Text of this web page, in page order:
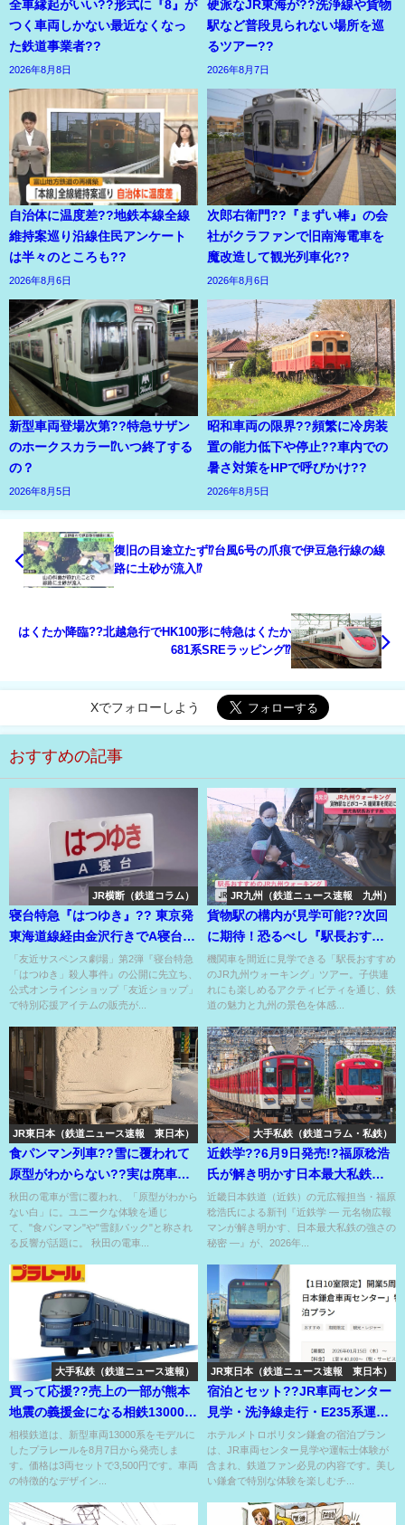
全車縁起がいい??形式に『8』が
つく車両しかない最近なくなっ
た鉄道事業者??
2026年8月8日
硬派なJR東海が??洗浄線や貨物
駅など普段見られない場所を巡
るツアー??
2026年8月7日
自治体に温度差??地鉄本線全線
維持案巡り沿線住民アンケート
は半々のところも??
2026年8月6日
次郎右衛門??『まずい棒』の会
社がクラファンで旧南海電車を
魔改造して観光列車化??
2026年8月6日
新型車両登場次第??特急サザン
のホークスカラー⁉いつ終了する
の？
2026年8月5日
昭和車両の限界??頻繁に冷房装
置の能力低下や停止??車内での
暑さ対策をHPで呼びかけ??
2026年8月5日
復旧の目途立たず⁉台風6号の爪痕で伊豆急行線の線
路に土砂が流入⁉
はくたか降臨??北越急行でHK100形に特急はくたか
681系SREラッピング⁉
Xでフォローしよう
おすすめの記事
JR横断（鉄道コラム）
寝台特急『はつゆき』?? 東京発
東海道線経由金沢行きでA寝台や
食堂車も連結??
「友近サスペンス劇場」第2弾『寝台特急
「はつゆき」殺人事件』の公開に先立ち、
公式オンラインショップ「友近ショップ」
で特別応援アイテムの販売が...
JR九州（鉄道ニュース速報 九州）
貨物駅の構内が見学可能??次回
に期待！恐るべし『駅長おすす
めのJR九州ウォーキング』⁉
機関車を間近に見学できる「駅長おすすめ
のJR九州ウォーキング」ツアー。子供連
れにも楽しめるアクティビティを通じ、鉄
道の魅力と九州の景色を体感...
JR東日本（鉄道ニュース速報 東日本）
食パンマン列車??雪に覆われて
原型がわからない??実は廃車・
解体のため運ばれてきたアイツ⁉
秋田の電車が雪に覆われ、「原型がわから
ない白」に。ユニークな体験を通じ
て、"食パンマン"や"雪顔パック"と称され
る反響が話題に。 秋田の電車...
大手私鉄（鉄道コラム・私鉄）
近鉄学??6月9日発売!?福原稔浩
氏が解き明かす日本最大私鉄の
強さのナゾに迫る⁉
近畿日本鉄道（近鉄）の元広報担当・福原
稔浩氏による新刊『近鉄学 ― 元名物広報
マンが解き明かす、日本最大私鉄の強さの
秘密 ―』が、2026年...
大手私鉄（鉄道ニュース速報）
買って応援??売上の一部が熊本
地震の義援金になる相鉄13000系
のプラレール??
相模鉄道は、新型車両13000系をモデルに
したプラレールを8月7日から発売しま
す。価格は3両セットで3,500円です。車両
の特徴的なデザイン...
JR東日本（鉄道ニュース速報 東日本）
宿泊とセット??JR車両センター
見学・洗浄線走行・E235系運転
士・車両体験??
ホテルメトロポリタン鎌倉の宿泊プラン
は、JR車両センター見学や運転士体験が
含まれ、鉄道ファン必見の内容です。美し
い鎌倉で特別な体験を楽しむチ...